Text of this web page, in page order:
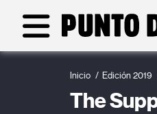
Inicio Edición 2019
The